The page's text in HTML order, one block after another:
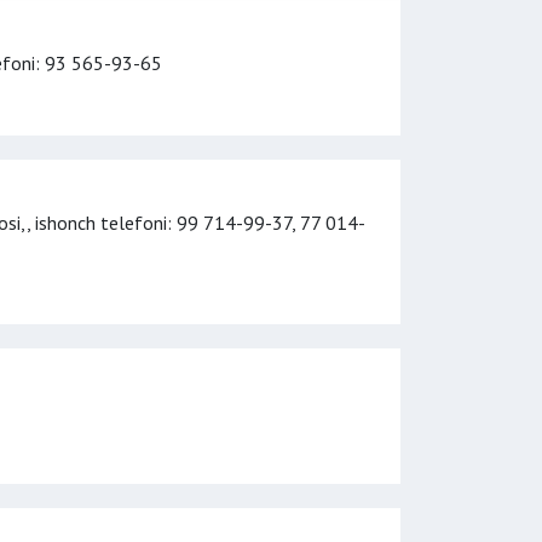
: 93 565-93-65
ishonch telefoni: 99 714-99-37, 77 014-